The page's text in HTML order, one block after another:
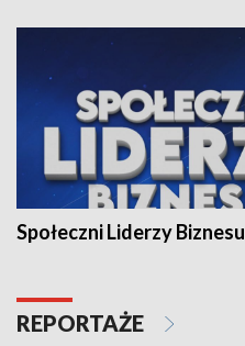
Społeczni Liderzy Biznesu
REPORTAŻE